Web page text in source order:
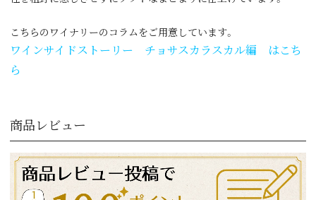
こちらのワイナリーのコラムをご用意しています。
ワインサイドストーリー チョサスカラスカル編 はこち
ら
商品レビュー